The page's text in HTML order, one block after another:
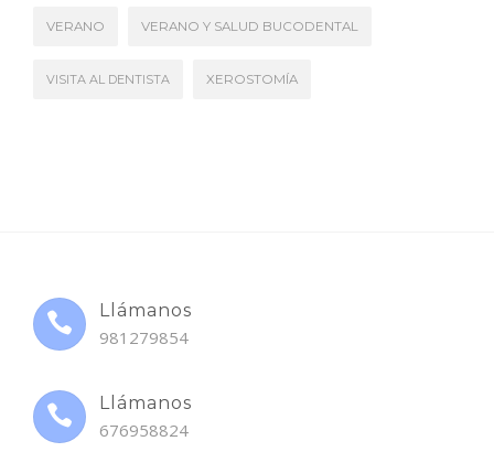
VERANO VERANO Y SALUD BUCODENTAL
VISITA AL DENTISTA XEROSTOMÍA
Llámanos
981279854
Llámanos
676958824